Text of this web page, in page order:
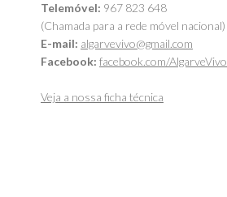
Telemóvel: 967 823 648
(Chamada para a rede móvel nacional)
E-mail: algarvevivo@gmail.com
Facebook: facebook.com/AlgarveVivo
Veja a nossa ficha técnica